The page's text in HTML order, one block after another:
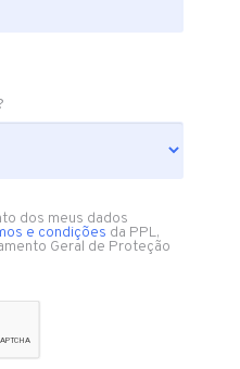
dos meus dados
e condições da PPL,
Geral de Proteção